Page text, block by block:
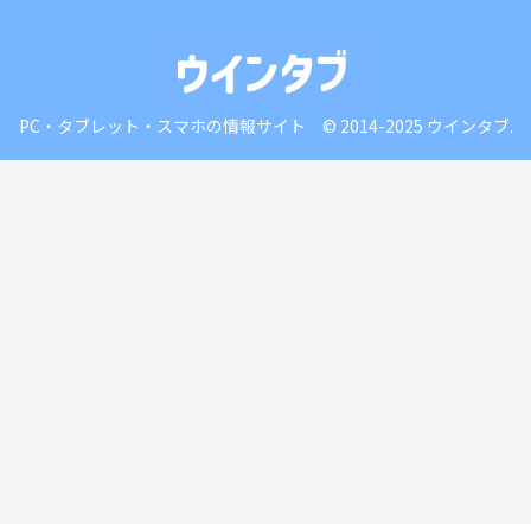
PC・タブレット・スマホの情報サイト © 2014-2025 ウインタブ.